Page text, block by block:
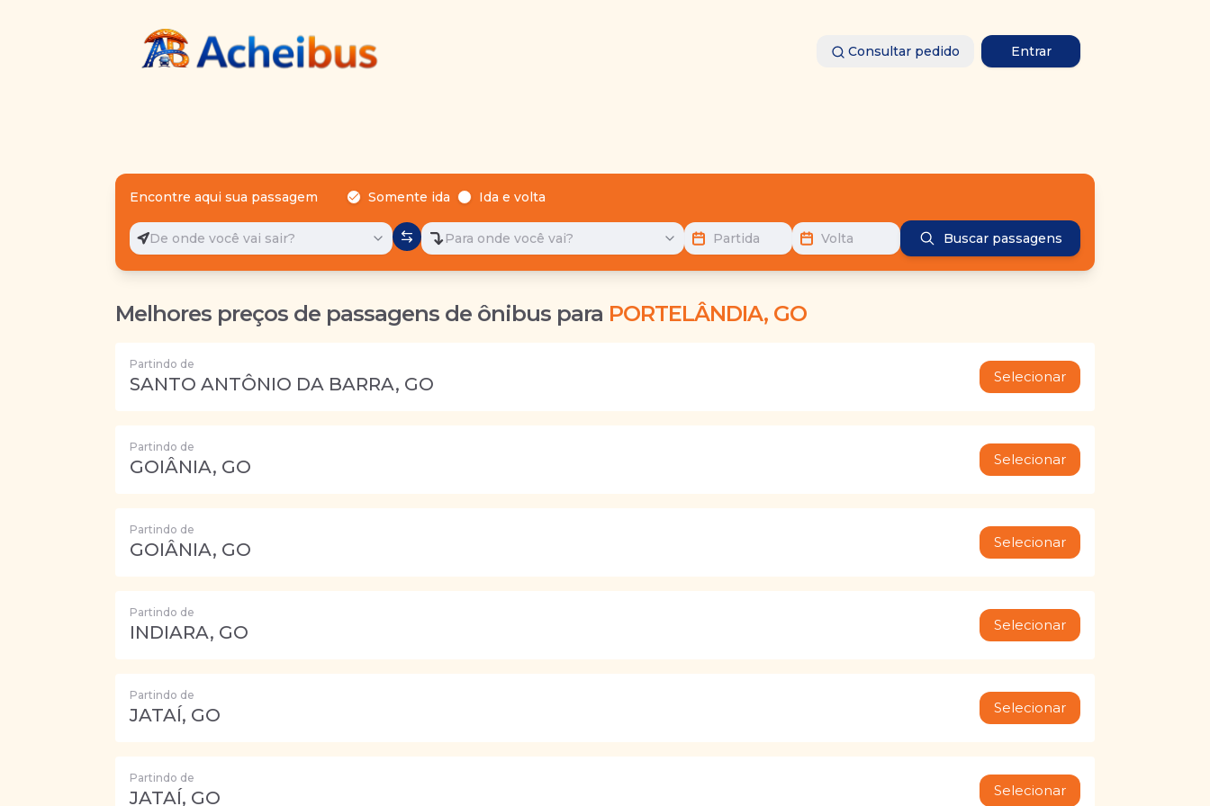
Consultar pedido Entrar
Encontre aqui sua passagem Somente ida Ida e volta
De onde você vai sair? Para onde você vai? Partida Volta Buscar passagens
Melhores preços de passagens de ônibus para PORTELÂNDIA, GO
Partindo de
SANTO ANTÔNIO DA BARRA, GO Selecionar
Partindo de
GOIÂNIA, GO Selecionar
Partindo de
GOIÂNIA, GO Selecionar
Partindo de
INDIARA, GO Selecionar
Partindo de
JATAÍ, GO Selecionar
Partindo de
JATAÍ, GO Selecionar